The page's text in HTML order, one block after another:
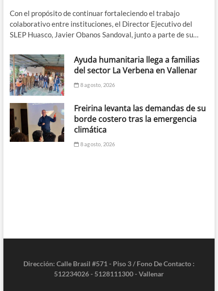
Con el propósito de continuar fortaleciendo el trabajo
colaborativo entre instituciones, el Director Ejecutivo del
SLEP Huasco, Javier Obanos Sandoval, junto a parte de su…
Ayuda humanitaria llega a familias
del sector La Verbena en Vallenar
8 agosto, 2026
Freirina levanta las demandas de su
borde costero tras la emergencia
climática
8 agosto, 2026
Dirección: Calle Brasil #571 - Piso 3 / Fono De Contacto :
512234026 - 5128111300 - Vallenar